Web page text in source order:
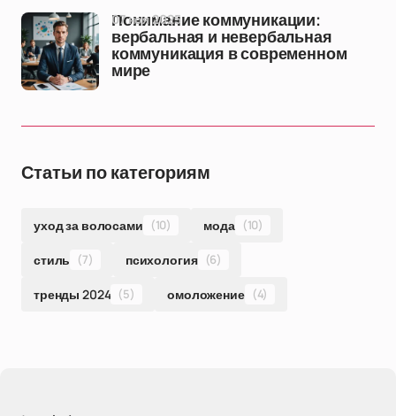
Понимание коммуникации:
вербальная и невербальная
коммуникация в современном
мире
07 ноя 2025
Статьи по категориям
уход за волосами (10) мода (10)
стиль (7) психология (6)
тренды 2024 (5) омоложение (4)